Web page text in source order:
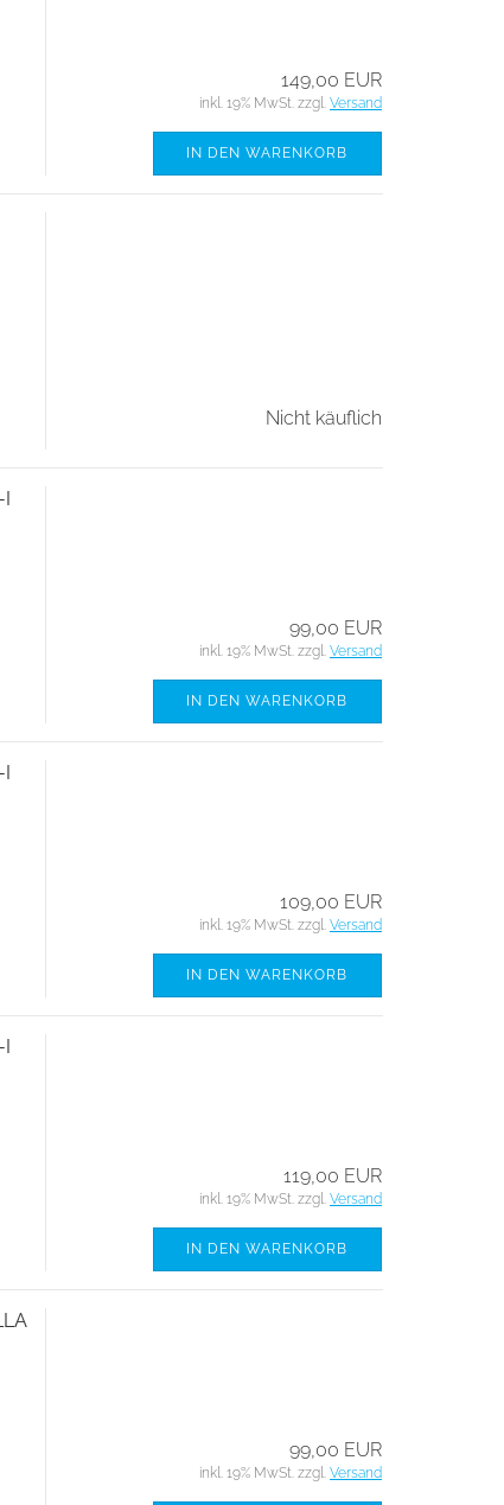
149,00 EUR
inkl. 19% MwSt. zzgl. Versand
IN DEN WARENKORB
Nicht käuflich
I
99,00 EUR
inkl. 19% MwSt. zzgl. Versand
IN DEN WARENKORB
I
109,00 EUR
inkl. 19% MwSt. zzgl. Versand
IN DEN WARENKORB
I
119,00 EUR
inkl. 19% MwSt. zzgl. Versand
IN DEN WARENKORB
99,00 EUR
inkl. 19% MwSt. zzgl. Versand